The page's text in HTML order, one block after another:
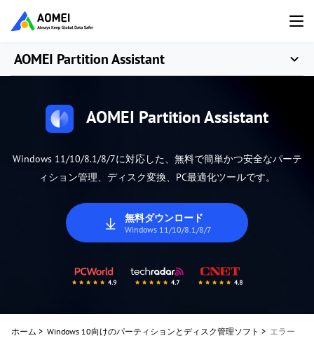
AOMEI Partition Assistant
AOMEI Partition Assistant
Windows 11/10/8.1/8/7に対応した、無料で簡単かつ安全なパーテ
ィション管理、ディスク変換、PC最適化ツールです。
無料ダウンロード
Windows 11/10/8.1/8/7
ホーム > Windows 10向けのパーティションとディスク管理ソフト > エラー